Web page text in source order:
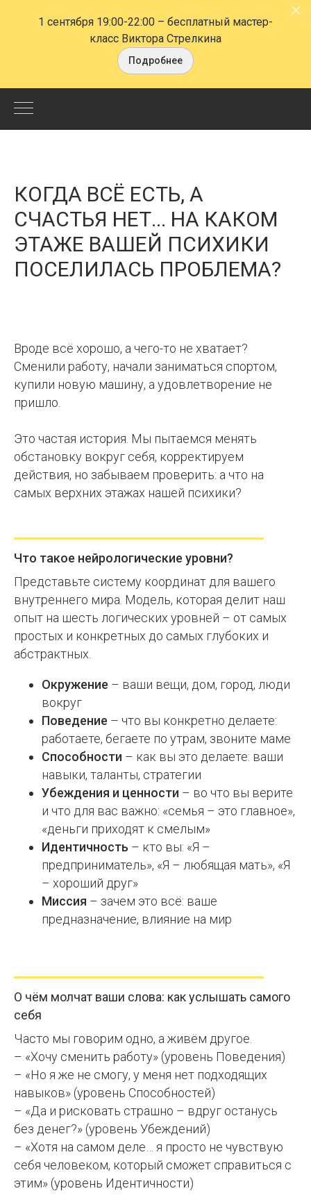
1 сентября 19:00-22:00 – бесплатный мастер-
класс Виктора Стрелкина
Подробнее
есть,
счастья
нет...
этаже
вашей
психики
проблема?
СПб
НЛП
КОГДА ВСЁ ЕСТЬ, А
СЧАСТЬЯ НЕТ... НА КАКОМ
ЭТАЖЕ ВАШЕЙ ПСИХИКИ
ПОСЕЛИЛАСЬ ПРОБЛЕМА?
Вроде всё хорошо, а чего-то не хватает?
Сменили работу, начали заниматься спортом,
купили новую машину, а удовлетворение не
пришло.
Это частая история. Мы пытаемся менять
обстановку вокруг себя, корректируем
действия, но забываем проверить: а что на
самых верхних этажах нашей психики?
Что такое нейрологические уровни?
Представьте систему координат для вашего
внутреннего мира. Модель, которая делит наш
опыт на шесть логических уровней – от самых
простых и конкретных до самых глубоких и
абстрактных.
Окружение – ваши вещи, дом, город, люди
вокруг
Поведение – что вы конкретно делаете:
работаете, бегаете по утрам, звоните маме
Способности – как вы это делаете: ваши
навыки, таланты, стратегии
Убеждения и ценности – во что вы верите
и что для вас важно: «семья – это главное»,
«деньги приходят к смелым»
Идентичность – кто вы: «Я –
предприниматель», «Я – любящая мать», «Я
– хороший друг»
Миссия – зачем это всё: ваше
предназначение, влияние на мир
О чём молчат ваши слова: как услышать самого
себя
Часто мы говорим одно, а живём другое.
– «Хочу сменить работу» (уровень Поведения)
– «Но я же не смогу, у меня нет подходящих
навыков» (уровень Способностей)
– «Да и рисковать страшно – вдруг останусь
без денег?» (уровень Убеждений)
– «Хотя на самом деле… я просто не чувствую
себя человеком, который сможет справиться с
этим» (уровень Идентичности)